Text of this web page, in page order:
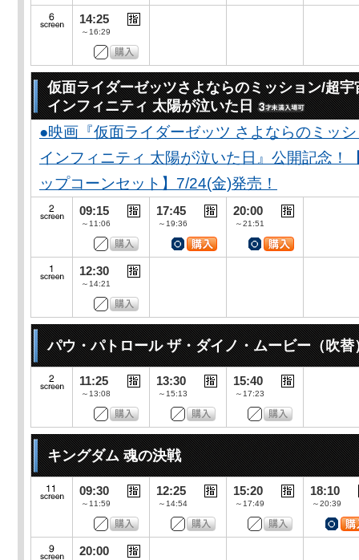
14:25
～16:29
仮面ライダーゼッツさよならのミッション/超
インフィニティ 太陽が泣いた日
●映画『仮面ライダーゼッツ さよならのミッ
インフィニティ 太陽が泣いた日』公開記念！
ップコーンセット】7/24(金)発売！
09:15
～11:06
17:45
～19:36
20:00
～21:51
12:30
～14:21
パウ・パトロール ザ・ダイノ・ムービー（吹替
11:25
～13:08
13:30
～15:13
15:40
～17:23
キングダム 魂の決戦
09:30
～11:59
12:25
～14:54
15:20
～17:49
18:10
～20:39
20:00